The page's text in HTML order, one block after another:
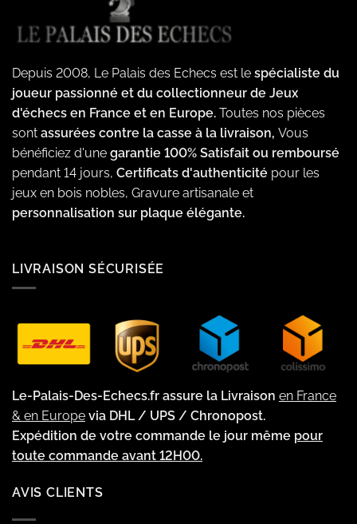
Depuis 2008, Le Palais des Echecs est le spécialiste du
joueur passionné et du collectionneur de Jeux
d'échecs en France et en Europe. Toutes nos pièces
sont assurées contre la casse à la livraison, Vous
bénéficiez d'une garantie 100% Satisfait ou remboursé
pendant 14 jours, Certificats d'authenticité pour les
jeux en bois nobles, Gravure artisanale et
personnalisation sur plaque élégante.
LIVRAISON SÉCURISÉE
Le-Palais-Des-Echecs.fr assure la Livraison en France
& en Europe via DHL / UPS / Chronopost.
Expédition de votre commande le jour même pour
toute commande avant 12H00.
AVIS CLIENTS